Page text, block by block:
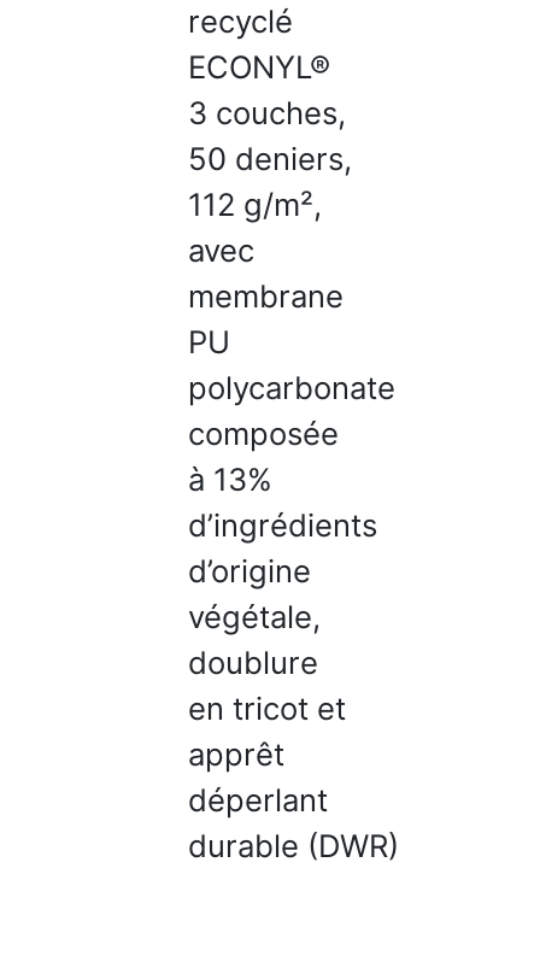
recyclé
ECONYL®
3 couches,
50 deniers,
112 g/m²,
avec
membrane
PU
polycarbonate
composée
à 13%
d’ingrédients
d’origine
végétale,
doublure
en tricot et
apprêt
déperlant
durable (DWR)